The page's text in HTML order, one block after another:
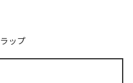
ップ